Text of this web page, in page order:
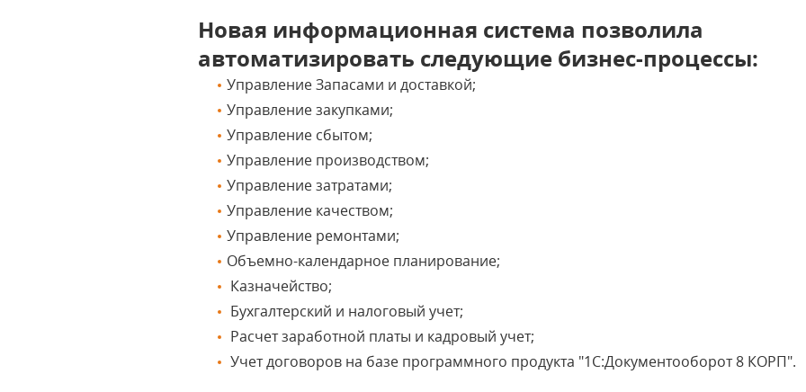
Новая информационная система позволила
автоматизировать следующие бизнес-процессы:
Управление Запасами и доставкой;
Управление закупками;
Управление сбытом;
Управление производством;
Управление затратами;
Управление качеством;
Управление ремонтами;
Объемно-календарное планирование;
Казначейство;
Бухгалтерский и налоговый учет;
Расчет заработной платы и кадровый учет;
Учет договоров на базе программного продукта "1С:Документооборот 8 КОРП".